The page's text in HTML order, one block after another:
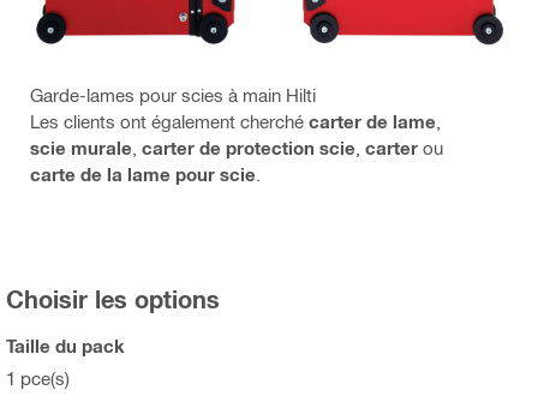
Garde-lames pour scies à main Hilti
Les clients ont également cherché carter de lame
scie murale carter de protection scie carter ou
carte de la lame pour scie
Choisir les options
Taille du pack
1 pce(s)